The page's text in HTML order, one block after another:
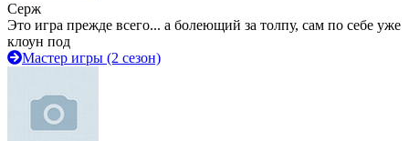
Серж
Это игра прежде всего... а болеющий за толпу, сам по себе уже
клоун под
Мастер игры (2 сезон)